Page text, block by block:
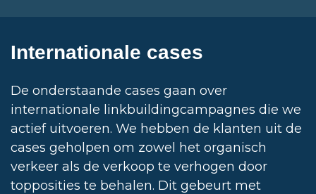
Internationale cases
De onderstaande cases gaan over
internationale linkbuildingcampagnes die we
actief uitvoeren. We hebben de klanten uit de
cases geholpen om zowel het organisch
verkeer als de verkoop te verhogen door
topposities te behalen. Dit gebeurt met